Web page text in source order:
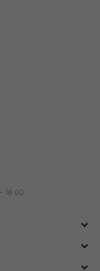
16:00